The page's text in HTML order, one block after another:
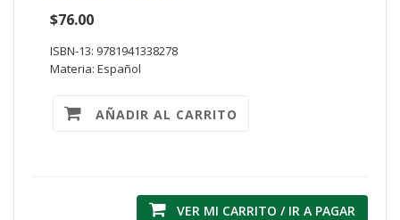
$76.00
ISBN-13: 9781941338278
Materia: Español
AÑADIR AL CARRITO
VER MI CARRITO / IR A PAGAR